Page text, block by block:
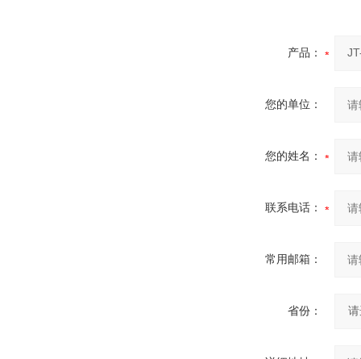
产品：
您的单位：
您的姓名：
联系电话：
常用邮箱：
省份：